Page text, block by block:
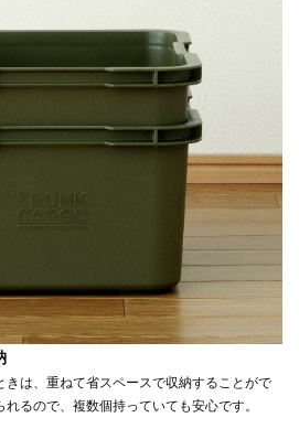
きは、重ねて省スペースで収納することがで
るので、複数個持っていても安心です。